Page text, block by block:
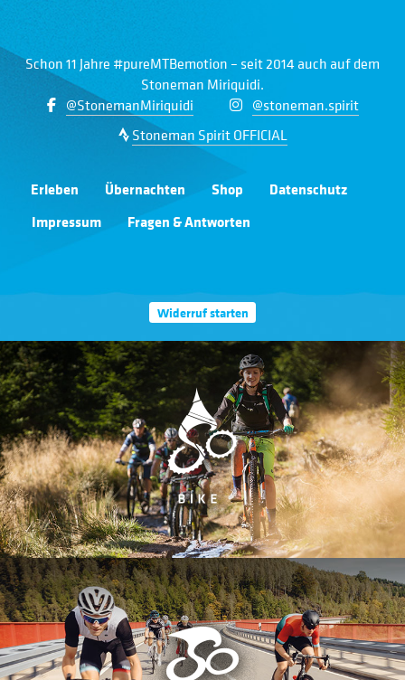
Schon 11 Jahre #pureMTBemotion – seit 2014 auch auf dem
Stoneman Miriquidi.
@StonemanMiriquidi
@stoneman.spirit
Stoneman Spirit OFFICIAL
Erleben Übernachten Shop
Datenschutz
Impressum
Fragen & Antworten
Widerruf starten